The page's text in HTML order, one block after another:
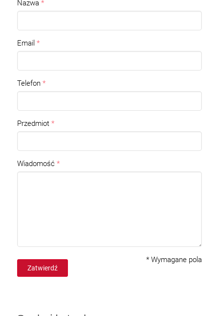
Nazwa
Email
Telefon
Przedmiot
Wiadomość
* Wymagane pola
Zatwierdź